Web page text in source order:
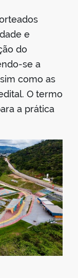
e
do
se a
como as
O termo
a prática